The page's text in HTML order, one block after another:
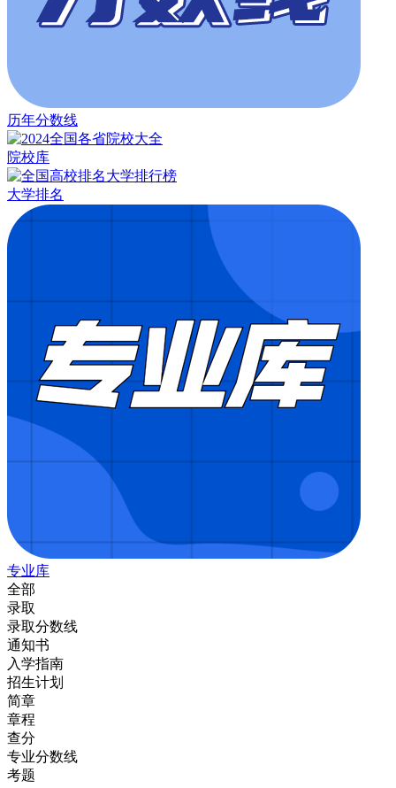
历年分数线
院校库
大学排名
专业库
全部
录取
录取分数线
通知书
入学指南
招生计划
简章
章程
查分
专业分数线
考题